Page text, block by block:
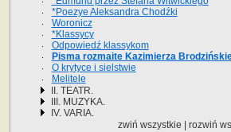
*Poezye Aleksandra Chodźki
Woronicz
*Klassycy
Odpowiedź klassykom
Pisma rozmaite Kazimierza
O krytyce i sielstwie
Melitele
II. TEATR.
III. MUZYKA.
IV. VARIA.
zwiń wszystkie |rozwiń